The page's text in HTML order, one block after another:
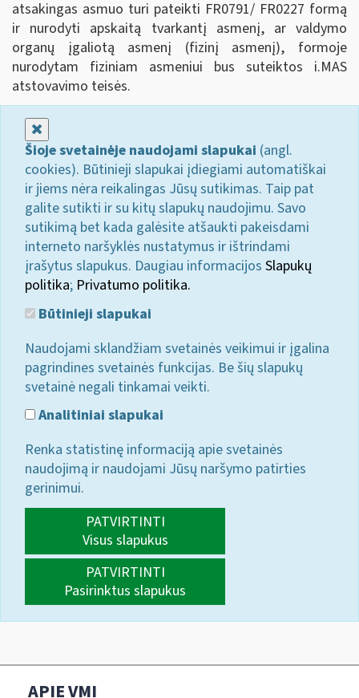
atsakingas asmuo turi pateikti FR0791/ FR0227 formą
ir nurodyti apskaitą tvarkantį asmenį, ar valdymo
organų įgaliotą asmenį (fizinį asmenį), formoje
nurodytam fiziniam asmeniui bus suteiktos i.MAS
atstovavimo teisės.
Šioje svetainėje naudojami slapukai (angl.
cookies). Būtinieji slapukai įdiegiami automatiškai
ir jiems nėra reikalingas Jūsų sutikimas. Taip pat
galite sutikti ir su kitų slapukų naudojimu. Savo
sutikimą bet kada galėsite atšaukti pakeisdami
interneto naršyklės nustatymus ir ištrindami
įrašytus slapukus. Daugiau informacijos Slapukų
politika; Privatumo politika.
Būtinieji slapukai
Naudojami sklandžiam svetainės veikimui ir įgalina
pagrindines svetainės funkcijas. Be šių slapukų
svetainė negali tinkamai veikti.
Analitiniai slapukai
Renka statistinę informaciją apie svetainės
naudojimą ir naudojami Jūsų naršymo patirties
gerinimui.
PATVIRTINTI
Visus slapukus
PATVIRTINTI
Pasirinktus slapukus
APIE VMI